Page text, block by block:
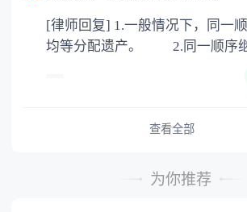
公证。
[律师回复] 1.一般情况下，同一顺序的各继承人
均等分配遗产。 2.同一顺序继承人继承遗产
或者与被继承人共同生活的继承
的继承人，不尽扶养义务的，分
查看全部
为你推荐